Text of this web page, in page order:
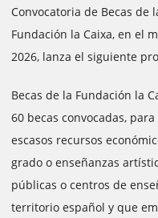
Convocatoria de Becas de
Fundación la Caixa, en el
2026, lanza el siguiente
Becas de la Fundación la
60 becas convocadas,
escasos recursos
grado o enseñanzas
públicas o centros de
territorio español y que